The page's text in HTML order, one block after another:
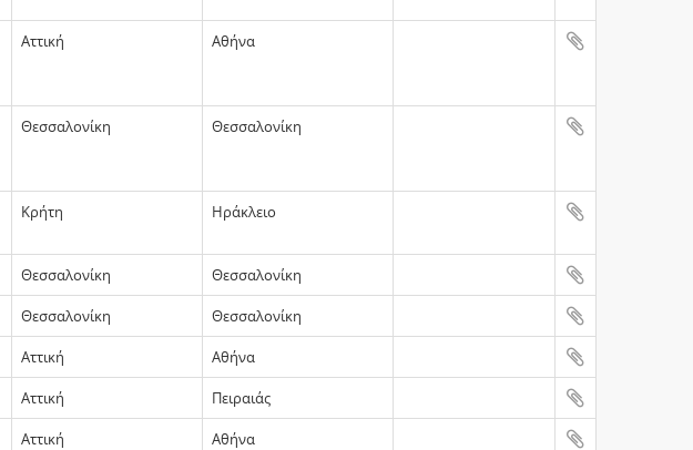
Αττική Αθήνα
Θεσσαλονίκη Θεσσαλονίκη
Κρήτη Ηράκλειο
Θεσσαλονίκη Θεσσαλονίκη
Θεσσαλονίκη Θεσσαλονίκη
Αττική Αθήνα
Αττική Πειραιάς
Αττική Αθήνα